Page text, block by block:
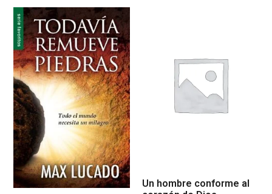
Un hombre conforme al